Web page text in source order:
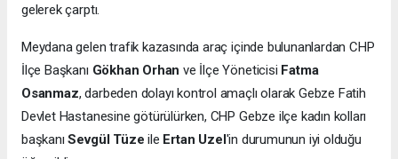
gelerek çarptı.
Meydana gelen trafik kazasında araç içinde bulunanlardan CHP
İlçe Başkanı Gökhan Orhan ve İlçe Yöneticisi Fatma
Osanmaz, darbeden dolayı kontrol amaçlı olarak Gebze Fatih
Devlet Hastanesine götürülürken, CHP Gebze ilçe kadın kolları
başkanı Sevgül Tüze ile Ertan Uzel'in durumunun iyi olduğu